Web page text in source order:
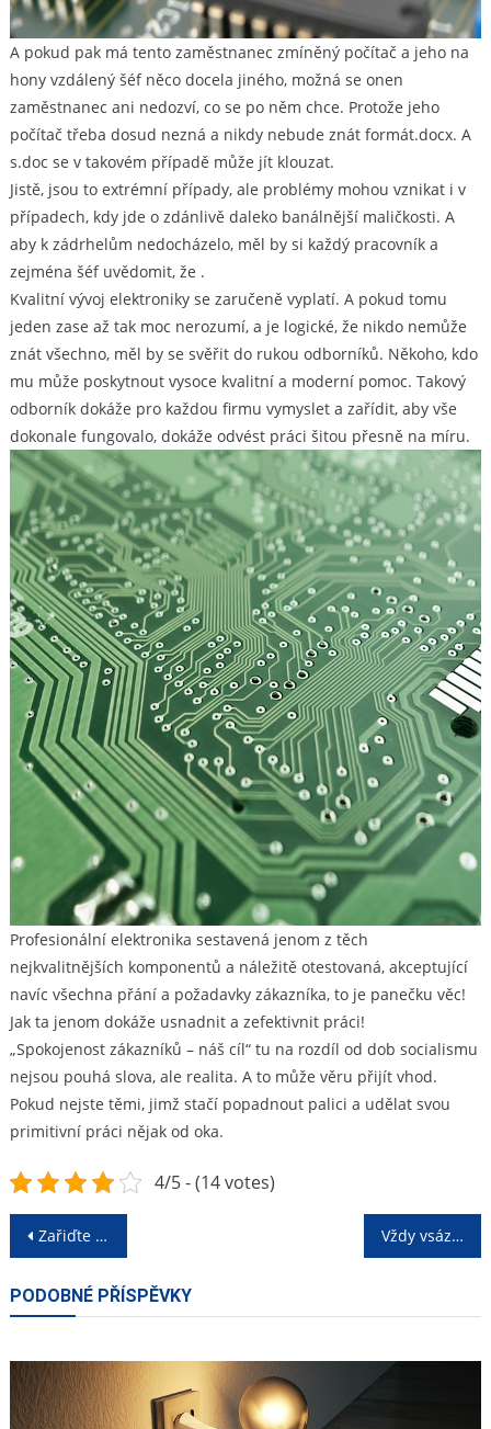
A pokud pak má tento zaměstnanec zmíněný počítač a jeho na
hony vzdálený šéf něco docela jiného, možná se onen
zaměstnanec ani nedozví, co se po něm chce. Protože jeho
počítač třeba dosud nezná a nikdy nebude znát formát.docx. A
s.doc se v takovém případě může jít klouzat.
Jistě, jsou to extrémní případy, ale problémy mohou vznikat i v
případech, kdy jde o zdánlivě daleko banálnější maličkosti. A
aby k zádrhelům nedocházelo, měl by si každý pracovník a
zejména šéf uvědomit, že .
Kvalitní vývoj elektroniky se zaručeně vyplatí. A pokud tomu
jeden zase až tak moc nerozumí, a je logické, že nikdo nemůže
znát všechno, měl by se svěřit do rukou odborníků. Někoho, kdo
mu může poskytnout vysoce kvalitní a moderní pomoc. Takový
odborník dokáže pro každou firmu vymyslet a zařídit, aby vše
dokonale fungovalo, dokáže odvést práci šitou přesně na míru.
Profesionální elektronika sestavená jenom z těch
nejkvalitnějších komponentů a náležitě otestovaná, akceptující
navíc všechna přání a požadavky zákazníka, to je panečku věc!
Jak ta jenom dokáže usnadnit a zefektivnit práci!
„Spokojenost zákazníků – náš cíl“ tu na rozdíl od dob socialismu
nejsou pouhá slova, ale realita. A to může věru přijít vhod.
Pokud nejste těmi, jimž stačí popadnout palici a udělat svou
primitivní práci nějak od oka.
4/5 - (14 votes)
Navigace
příspěvek
Zařiďte si zelenou domácnost Vždy vsázejte na kvalitu
PODOBNÉ PŘÍSPĚVKY